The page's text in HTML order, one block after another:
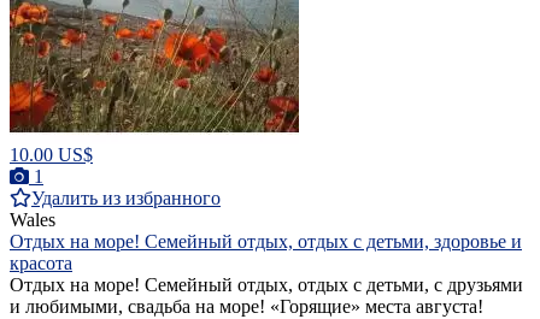
10.00 US$
1
Удалить из избранного
Wales
Отдых на море! Семейный отдых, отдых с детьми, здоровье и
красота
Отдых на море! Семейный отдых, отдых с детьми, с друзьями
и любимыми, свадьба на море! «Горящие» места августа!